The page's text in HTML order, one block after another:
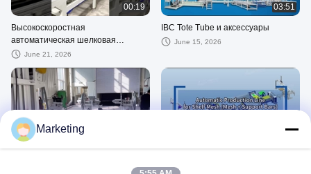
00:19
Высокоскоростная
автоматическая шелковая
сварочная машина для
June 21, 2026
03:51
IBC Tote Tube и аксессуары
June 15, 2026
шелковая сварочная машина для
Marketing